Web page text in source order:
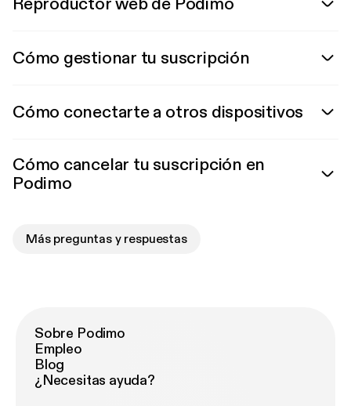
Cómo gestionar tu suscripción
Cómo conectarte a otros dispositivos
Cómo cancelar tu suscripción en
Podimo
Más preguntas y respuestas
Sobre Podimo
Empleo
Blog
¿Necesitas ayuda?